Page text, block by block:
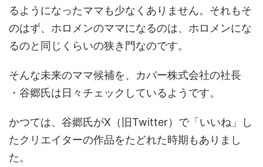
るようになったママも少なくありません。それもそ
のはず、ホロメンのママになるのは、ホロメンにな
るのと同じくらいの狭き門なのです。
そんな未来のママ候補を、カバー株式会社の社長
・谷郷氏は日々チェックしているようです。
かつては、 谷郷氏がX（旧Twitter）で「いいね」し
たクリエイターの作品をたどれた時期もありまし
た。